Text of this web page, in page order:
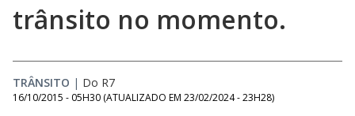
trânsito no momento.
TRÂNSITO | Do R7
16/10/2015 - 05H30 (ATUALIZADO EM 23/02/2024 - 23H28)